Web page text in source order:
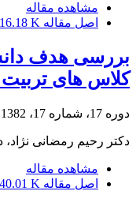
مشاهده مقاله
اصل مقاله K
بررسی هدف
کلاس های
دوره 17، شماره 17، 1382
دکتر رحیم رمضانی نژاد،
مشاهده مقاله
اصل مقاله K